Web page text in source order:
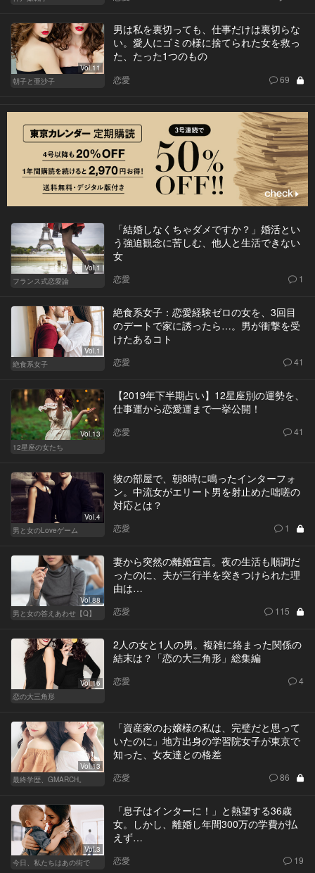
Vol.11
朝子と亜沙子
男は私を裏切っても、仕事だけは裏切らな
い。愛人にゴミの様に捨てられた女を救っ
た、たった1つのもの
恋愛 69
Vol.1
フランス式恋愛論
「結婚しなくちゃダメですか？」婚活とい
う強迫観念に苦しむ、他人と生活できない
女
恋愛 1
Vol.1
絶食系女子
絶食系女子：恋愛経験ゼロの女を、3回目
のデートで家に誘ったら…。男が衝撃を受
けたあるコト
恋愛 41
Vol.13
12星座の女たち
【2019年下半期占い】12星座別の運勢を、
仕事運から恋愛運まで一挙公開！
恋愛 41
Vol.4
男と女のLoveゲーム
彼の部屋で、朝8時に鳴ったインターフォ
ン。中流女がエリート男を射止めた咄嗟の
対応とは？
恋愛 1
Vol.88
男と女の答えあわせ【Q】
妻から突然の離婚宣言。夜の生活も順調だ
ったのに、夫が三行半を突きつけられた理
由は…
恋愛 115
Vol.16
恋の大三角形
2人の女と1人の男。複雑に絡まった関係の
結末は？「恋の大三角形」総集編
恋愛 4
Vol.13
最終学歴、GMARCH。
「資産家のお嬢様の私は、完璧だと思って
いたのに」地方出身の学習院女子が東京で
知った、女友達との格差
恋愛 86
Vol.3
今日、私たちはあの街で
「息子はインターに！」と熱望する36歳
女。しかし、離婚し年間300万の学費が払
えず…
恋愛 19